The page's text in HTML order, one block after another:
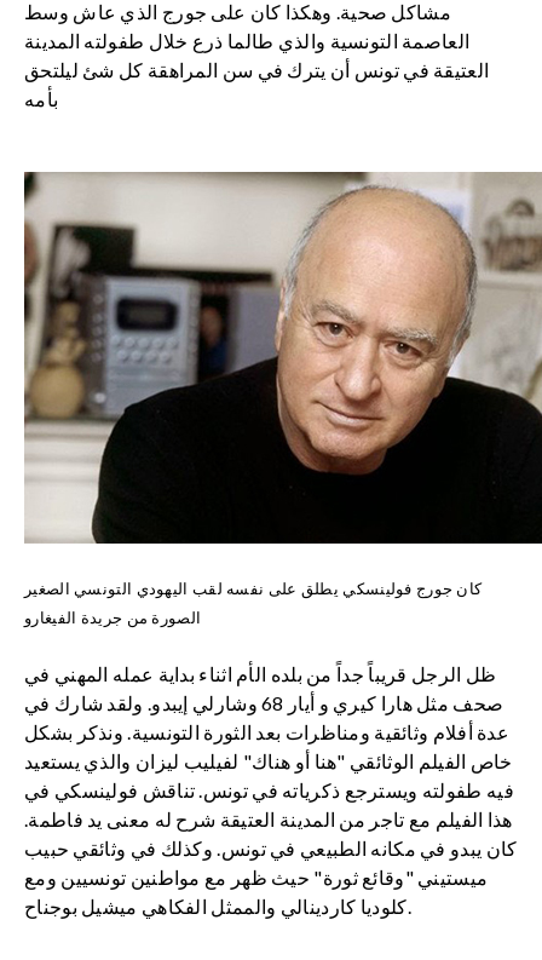
مشاكل صحية. وهكذا كان على جورج الذي عاش وسط
العاصمة التونسية والذي طالما ذرع خلال طفولته المدينة
العتيقة في تونس أن يترك في سن المراهقة كل شئ ليلتحق
بأمه
كان جورج فولينسكي يطلق على نفسه لقب اليهودي التونسي الصغير
الصورة من جريدة الفيغارو
ظل الرجل قريباً جداً من بلده الأم اثناء بداية عمله المهني في
صحف مثل هارا كيري و أيار 68 وشارلي إيبدو. ولقد شارك في
عدة أفلام وثائقية ومناظرات بعد الثورة التونسية. ونذكر بشكل
خاص الفيلم الوثائقي "هنا أو هناك" لفيليب ليزان والذي يستعيد
فيه طفولته ويسترجع ذكرياته في تونس. تناقش فولينسكي في
هذا الفيلم مع تاجر من المدينة العتيقة شرح له معنى يد فاطمة.
كان يبدو في مكانه الطبيعي في تونس. وكذلك في وثائقي حبيب
ميستيني "وقائع ثورة" حيث ظهر مع مواطنين تونسيين ومع
كلوديا كاردينالي والممثل الفكاهي ميشيل بوجناح.